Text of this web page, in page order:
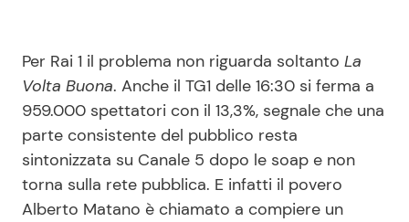
Per Rai 1 il problema non riguarda soltanto La
Volta Buona. Anche il TG1 delle 16:30 si ferma a
959.000 spettatori con il 13,3%, segnale che una
parte consistente del pubblico resta
sintonizzata su Canale 5 dopo le soap e non
torna sulla rete pubblica. E infatti il povero
Alberto Matano è chiamato a compiere un